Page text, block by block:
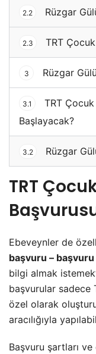
2.2 Rüzgar
2.3 TRT
3 Rüzgar
3.1
TRT
Başlayacak?
3.2 Rüzgar
TRT
Ebeveynler de
başvuru – başvuru
bilgi almak
başvurular sadece
özel olarak
aracılığıyla
Başvuru şartları